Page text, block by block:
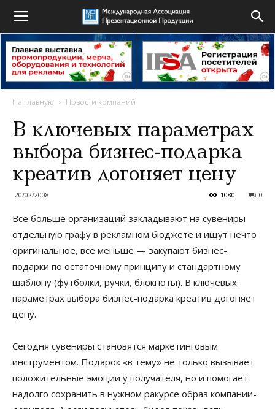
На главную Новости компаний
В ключевых параметрах
выбора бизнес-подарка
креатив догоняет цену
20/02/2008 0
1080
Все больше организаций закладывают на сувениры
отдельную графу в рекламном бюджете и ищут нечто
оригинальное, все меньше — закупают бизнес-
подарки по остаточному принципу и стандартному
шаблону (футболки, ручки, блокноты). В ключевых
параметрах выбора бизнес-подарка креатив догоняет
цену.
Сегодня сувениры становятся маркетинговым
инструментом. Подарок «в тему» не только вызывает
положительные эмоции у получателя, но и помогает
надолго сохранить в нужном ракурсе образ компании-